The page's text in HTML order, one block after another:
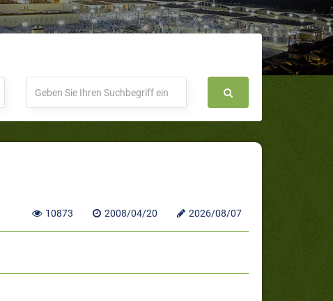
10873 2008/04/20 2026/08/07